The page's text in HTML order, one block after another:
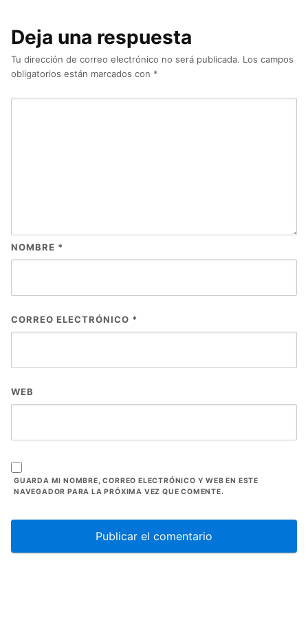
Deja una respuesta
Tu dirección de correo electrónico no será publicada. Los campos
obligatorios están marcados con *
NOMBRE *
CORREO ELECTRÓNICO *
WEB
GUARDA MI NOMBRE, CORREO ELECTRÓNICO Y WEB EN ESTE
NAVEGADOR PARA LA PRÓXIMA VEZ QUE COMENTE.